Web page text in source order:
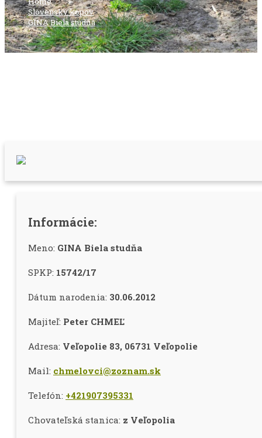
Slovenský kopov>
GINA Biela studňa
Informácie:
Meno: GINA Biela studňa
SPKP: 15742/17
Dátum narodenia: 30.06.2012
Majiteľ: Peter CHMEĽ
Adresa: Veľopolie 83, 06731 Veľopolie
Mail: chmelovci@zoznam.sk
Telefón: +421907395331
Chovateľská stanica: z Veľopolia